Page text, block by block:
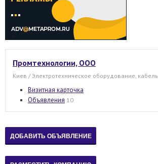
Промтехнологии, ООО
Киев / Электротехническое оборудование, кабель
Визитная карточка
Объявления 10